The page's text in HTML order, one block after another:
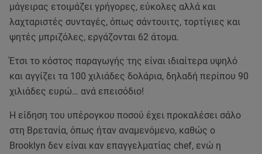
μάγειρας ετοιμάζει γρήγορες, εύκολες αλλά και
λαχταριστές συνταγές, όπως σάντουιτς, τορτίγιες και
ψητές μπριζόλες, εργάζονται 62 άτομα.
Έτσι το κόστος παραγωγής της είναι ιδιαίτερα υψηλό
και αγγίζει τα 100 χιλιάδες δολάρια, δηλαδή περίπου 90
χιλιάδες ευρώ… ανά επεισόδιο!
Η είδηση του υπέρογκου ποσού έχει προκαλέσει σάλο
στη Βρετανία, όπως ήταν αναμενόμενο, καθώς ο
Brooklyn δεν είναι καν επαγγελματίας chef, ενώ η